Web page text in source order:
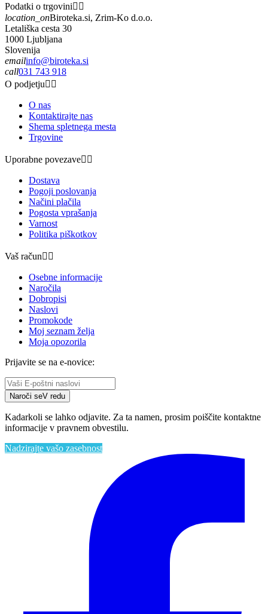
Podatki o trgovini 
location_onBiroteka.si, Zrim-Ko d.o.o.
Letališka cesta 30
1000 Ljubljana
Slovenija
emailinfo@biroteka.si
call031 743 918
O podjetju 
O nas
Kontaktirajte nas
Shema spletnega mesta
Trgovine
Uporabne povezave 
Dostava
Pogoji poslovanja
Načini plačila
Pogosta vprašanja
Varnost
Politika piškotkov
Vaš račun 
Osebne informacije
Naročila
Dobropisi
Naslovi
Promokode
Moj seznam želja
Moja opozorila
Prijavite se na e-novice:
Naroči seV redu
Kadarkoli se lahko odjavite. Za ta namen, prosim poiščite kontaktne
informacije v pravnem obvestilu.
Nadzirajte vašo zasebnost